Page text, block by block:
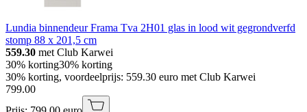
Lundia binnendeur Frama Tva 2H01 glas in lood wit gegrondverfd
stomp 88 x 201,5 cm
559.30 met Club Karwei
30% korting30% korting
30% korting, voordeelprijs: 559.30 euro met Club Karwei
799.00